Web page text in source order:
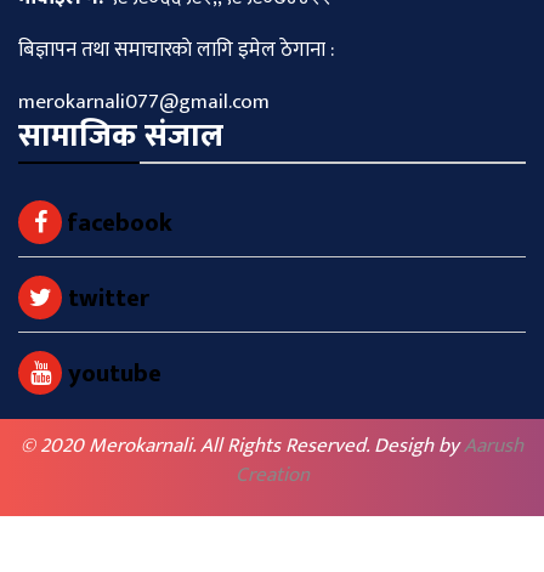
बिज्ञापन तथा समाचारकाे लागि इमेल ठेगाना :
merokarnali077@gmail.com
सामाजिक संजाल
facebook
twitter
youtube
© 2020 Merokarnali. All Rights Reserved. Desigh byAarush
Creation